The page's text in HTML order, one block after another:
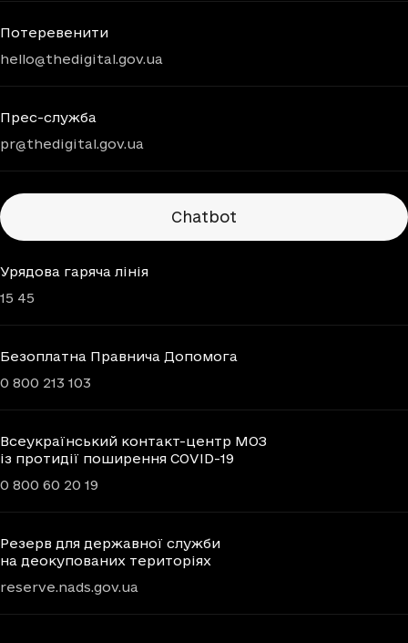
Потеревенити
hello@thedigital.gov.ua
Прес-служба
pr@thedigital.gov.ua
Chatbots
Chatbot
Урядова гаряча лінія
15 45
Безоплатна Правнича Допомога
0 800 213 103
Всеукраїнський контакт-центр МОЗ
із протидії поширення COVID-19
0 800 60 20 19
Резерв для державної служби
на деокупованих територіях
reserve.nads.gov.ua